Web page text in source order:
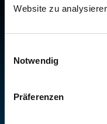
Website zu
Notwendig
Präferenzen
Ihr Kontakt
Wo andere
begeistern. Bei